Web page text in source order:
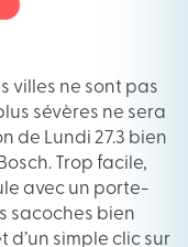
villes ne sont pas
sévères ne sera
de Lundi 27.3 bien
Trop facile,
avec un porte-
sacoches bien
d’un simple clic sur